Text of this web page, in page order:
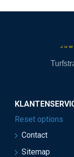
Reset options
Contact
Sitemap